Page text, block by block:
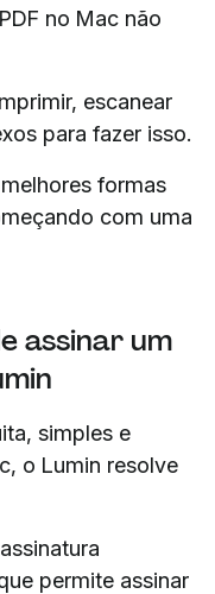
no Mac não
escanear
para fazer isso.
formas
com uma
assinar um
simples e
o Lumin resolve
permite assinar